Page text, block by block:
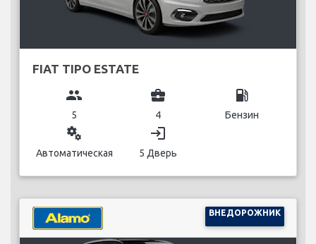
FIAT TIPO ESTATE
group
5
business_center
4
local_gas_station
Бензин
miscellaneous_services
Автоматическая
login
5 Дверь
ВНЕДОРОЖНИК